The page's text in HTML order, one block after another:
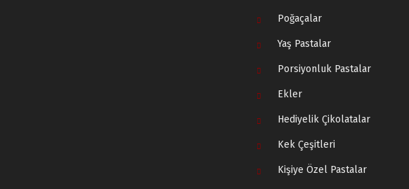
Poğaçalar
Yaş Pastalar
Porsiyonluk Pastalar
Ekler
Hediyelik Çikolatalar
Kek Çeşitleri
Kişiye Özel Pastalar